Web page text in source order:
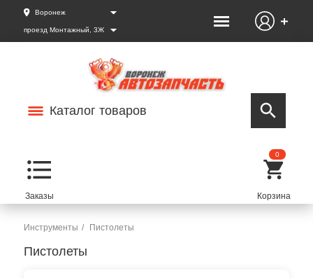
Воронеж
проезд Монтажный, 3Ж
Каталог товаров
0
Инструменты Пистолеты
Пистолеты